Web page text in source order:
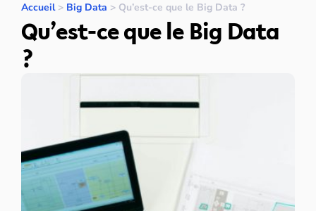
Accueil> Big Data > Qu’est-ce que le Big Data ?
Qu’est-ce que le Big Data
?